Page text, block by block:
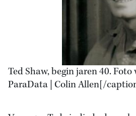
Ted Shaw, begin jaren 40.
ParaData | Colin Allen[/